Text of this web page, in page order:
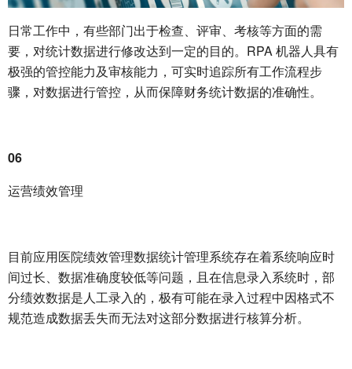
日常工作中，有些部门出于检查、评审、考核等方面的需
要，对统计数据进行修改达到一定的目的。RPA 机器人具有
极强的管控能力及审核能力，可实时追踪所有工作流程步
骤，对数据进行管控，从而保障财务统计数据的准确性。
06
运营绩效管理
目前应用医院绩效管理数据统计管理系统存在着系统响应时
间过长、数据准确度较低等问题，且在信息录入系统时，部
分绩效数据是人工录入的，极有可能在录入过程中因格式不
规范造成数据丢失而无法对这部分数据进行核算分析。